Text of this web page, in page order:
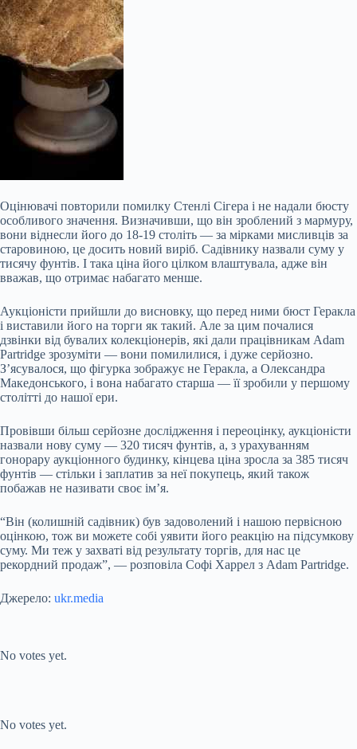
Оцінювачі повторили помилку Стенлі Сігера і не надали бюсту
особливого значення. Визначивши, що він зроблений з мармуру,
вони віднесли його до 18-19 століть — за мірками мисливців за
старовиною, це досить новий виріб. Садівнику назвали суму у
тисячу фунтів. І така ціна його цілком влаштувала, адже він
вважав, що отримає набагато менше.
Аукціоністи прийшли до висновку, що перед ними бюст Геракла
і виставили його на торги як такий. Але за цим почалися
дзвінки від бувалих колекціонерів, які дали працівникам Adam
Partridge зрозуміти — вони помилилися, і дуже серйозно.
З’ясувалося, що фігурка зображує не Геракла, а Олександра
Македонського, і вона набагато старша — її зробили у першому
столітті до нашої ери.
Провівши більш серйозне дослідження і переоцінку, аукціоністи
назвали нову суму — 320 тисяч фунтів, а, з урахуванням
гонорару аукціонного будинку, кінцева ціна зросла за 385 тисяч
фунтів — стільки і заплатив за неї покупець, який також
побажав не називати своє ім’я.
“Він (колишній садівник) був задоволений і нашою первісною
оцінкою, тож ви можете собі уявити його реакцію на підсумкову
суму. Ми теж у захваті від результату торгів, для нас це
рекордний продаж”, — розповіла Софі Харрел з Adam Partridge.
Джерело: ukr.media
No votes yet.
No votes yet.